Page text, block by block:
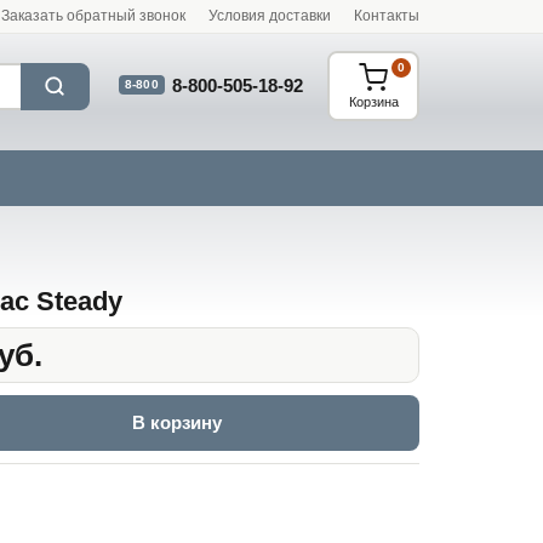
Заказать обратный звонок Условия доставки Контакты
8-800 8-800-505-18-92
Корзина
0
Steady
В корзину